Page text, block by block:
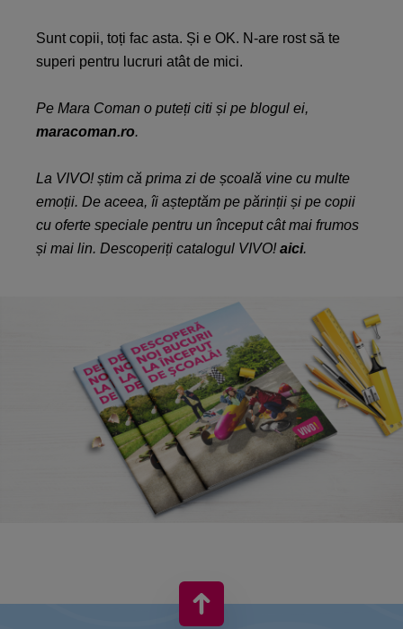
Sunt copii, toți fac asta. Și e OK. N-are rost să te
superi pentru lucruri atât de mici.
Pe Mara Coman o puteți citi și pe blogul ei,
maracoman.ro.
La VIVO! știm că prima zi de școală vine cu multe
emoții. De aceea, îi așteptăm pe părinții și pe copii
cu oferte speciale pentru un început cât mai frumos
și mai lin. Descoperiți catalogul VIVO!aici.